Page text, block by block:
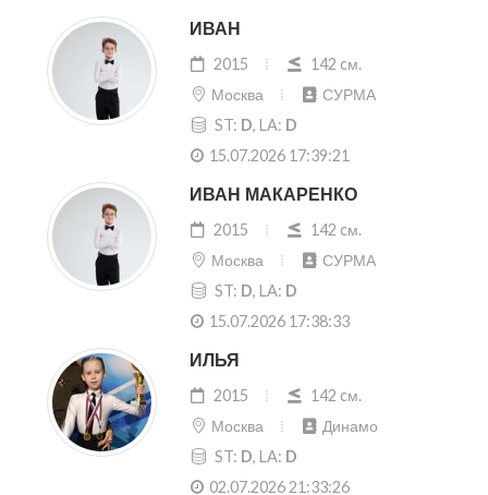
ИВАН
2015
142 cм.
Москва
СУРМА
ST: D, LA: D
15.07.2026 17:39:21
ИВАН МАКАРЕНКО
2015
142 cм.
Москва
СУРМА
ST: D, LA: D
15.07.2026 17:38:33
ИЛЬЯ
2015
142 cм.
Москва
Динамо
ST: D, LA: D
02.07.2026 21:33:26